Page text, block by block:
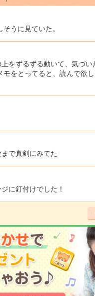
うに見ていた。
をずるずる動いて、気づい
モをとってると、読んで欲
で真剣にみてた
に釘付けでした！